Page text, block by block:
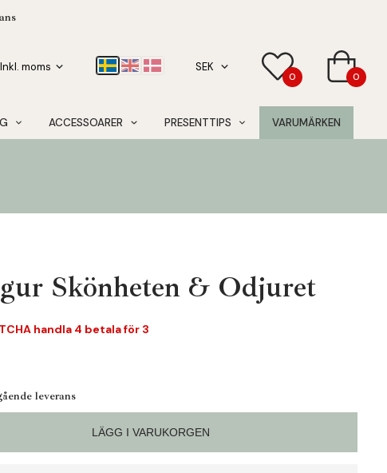
0 0
ACCESSOARER PRESENTTIPS VARUMÄRKEN
Skönheten & Odjuret
handla 4 betala för 3
leverans
LÄGG I VARUKORGEN